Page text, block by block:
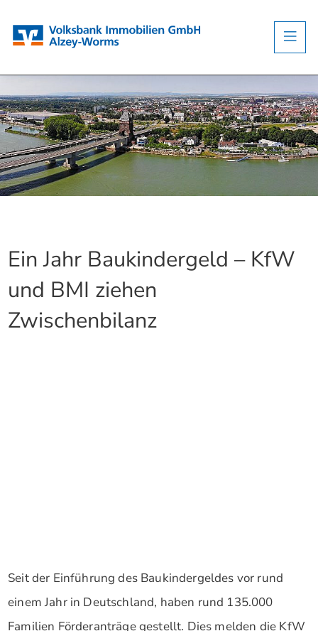
Ein Jahr Baukindergeld – KfW
und BMI ziehen
Zwischenbilanz
Seit der Einführung des Baukindergeldes vor rund
einem Jahr in Deutschland, haben rund 135.000
Familien Förderanträge gestellt. Dies melden die KfW